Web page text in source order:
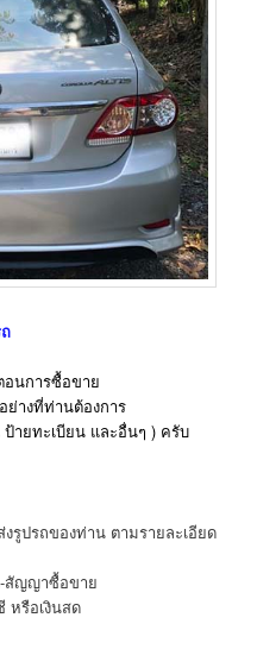
อนการซื้อขาย
ย่างที่ท่านต้องการ
ายทะเบียน และอื่นๆ ) ครับ
รูปรถของท่าน ตามรายละเอียด
-สัญญาซื้อขาย
หรือเงินสด